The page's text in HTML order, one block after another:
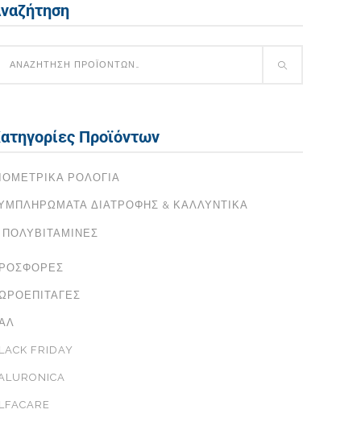
Προϊόντων
ΡΟΛΌΓΙΑ
ΔΙΑΤΡΟΦΉΣ & ΚΑΛΛΥΝΤΙΚΆ
ΠΟΛΥΒΙΤΑΜΊΝΕΣ
FRIDAY